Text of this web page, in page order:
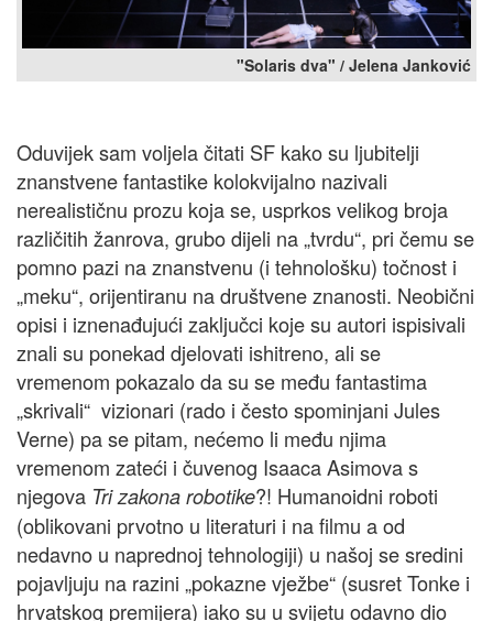
"Solaris dva" / Jelena Janković
Oduvijek sam voljela čitati SF kako su ljubitelji
znanstvene fantastike kolokvijalno nazivali
nerealističnu prozu koja se, usprkos velikog broja
različitih žanrova, grubo dijeli na „tvrdu“, pri čemu se
pomno pazi na znanstvenu (i tehnološku) točnost i
„meku“, orijentiranu na društvene znanosti. Neobični
opisi i iznenađujući zaključci koje su autori ispisivali
znali su ponekad djelovati ishitreno, ali se
vremenom pokazalo da su se među fantastima
„skrivali“ vizionari (rado i često spominjani Jules
Verne) pa se pitam, nećemo li među njima
vremenom zateći i čuvenog Isaaca Asimova s
njegova Tri zakona robotike?! Humanoidni roboti
(oblikovani prvotno u literaturi i na filmu a od
nedavno u naprednoj tehnologiji) u našoj se sredini
pojavljuju na razini „pokazne vježbe“ (susret Tonke i
hrvatskog premijera) iako su u svijetu odavno dio